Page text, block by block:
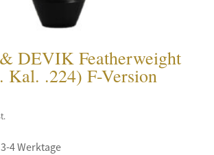
DEVIK Featherweight
Kal. .224) F-Version
4 Werktage